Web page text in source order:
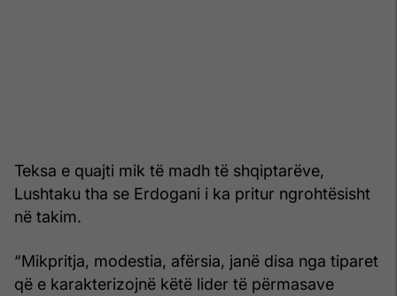
Teksa e quajti mik të madh të shqiptarëve,
Lushtaku tha se Erdogani i ka pritur ngrohtësisht
në takim.
“Mikpritja, modestia, afërsia, janë disa nga tiparet
që e karakterizojnë këtë lider të përmasave